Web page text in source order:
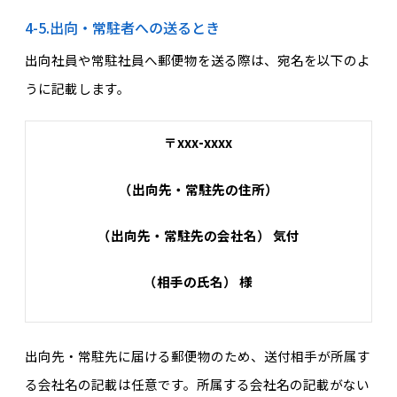
4-5.出向・常駐者への送るとき
出向社員や常駐社員へ郵便物を送る際は、宛名を以下のよ
うに記載します。
〒xxx-xxxx
（出向先・常駐先の住所）
（出向先・常駐先の会社名） 気付
（相手の氏名） 様
出向先・常駐先に届ける郵便物のため、送付相手が所属す
る会社名の記載は任意です。所属する会社名の記載がない